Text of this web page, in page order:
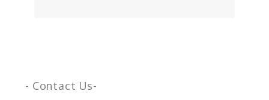
- Contact Us-